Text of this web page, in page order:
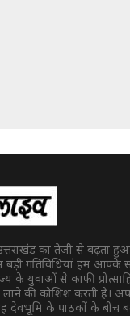
का तेजी से बढ़ता
गतिविधियां हम आपके
के युवाओं से काफी
लाने की कोशिश करती है।
देवभूमि के पाठकों के बीच